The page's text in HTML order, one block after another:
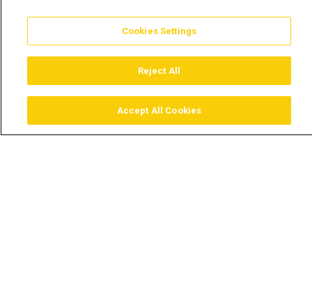
Guia TV
Cookies Settings
Reject All
Accept All Cookies